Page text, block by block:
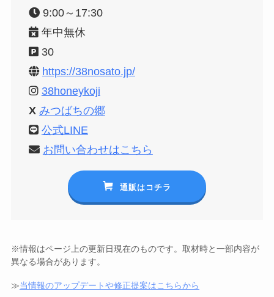
9:00～17:30
年中無休
30
https://38nosato.jp/
38honeykoji
X みつばちの郷
公式LINE
お問い合わせはこちら
通販はコチラ
※情報はページ上の更新日現在のものです。取材時と一部内容が
異なる場合があります。
≫当情報のアップデートや修正提案はこちらから